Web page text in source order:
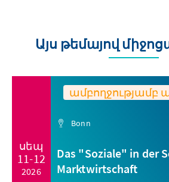
Այս թեմայով
սեպ
11-12
2026
ամբողջությամբ
Bonn
Das "Soziale" in der
Marktwirtschaft